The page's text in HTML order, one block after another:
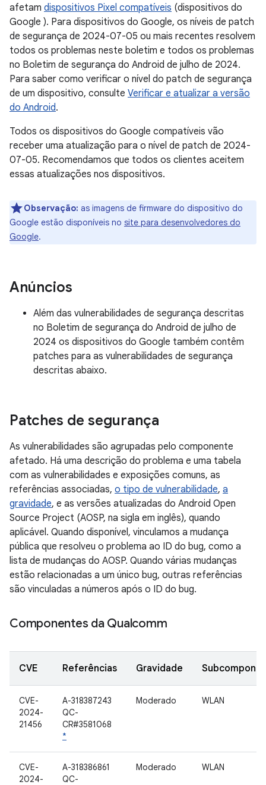
afetam dispositivos Pixel compatíveis (dispositivos do
Google ). Para dispositivos do Google, os níveis de patch
de segurança de 2024-07-05 ou mais recentes resolvem
todos os problemas neste boletim e todos os problemas
no Boletim de segurança do Android de julho de 2024.
Para saber como verificar o nível do patch de segurança
de um dispositivo, consulte Verificar e atualizar a versão
do Android.
Todos os dispositivos do Google compatíveis vão
receber uma atualização para o nível de patch de 2024-
07-05. Recomendamos que todos os clientes aceitem
essas atualizações nos dispositivos.
Observação: as imagens de firmware do dispositivo do
Google estão disponíveis no site para desenvolvedores do
Google.
Anúncios
Além das vulnerabilidades de segurança descritas
no Boletim de segurança do Android de julho de
2024 os dispositivos do Google também contêm
patches para as vulnerabilidades de segurança
descritas abaixo.
Patches de segurança
As vulnerabilidades são agrupadas pelo componente
afetado. Há uma descrição do problema e uma tabela
com as vulnerabilidades e exposições comuns, as
referências associadas, o tipo de vulnerabilidade, a
gravidade, e as versões atualizadas do Android Open
Source Project (AOSP, na sigla em inglês), quando
aplicável. Quando disponível, vinculamos a mudança
pública que resolveu o problema ao ID do bug, como a
lista de mudanças do AOSP. Quando várias mudanças
estão relacionadas a um único bug, outras referências
são vinculadas a números após o ID do bug.
Componentes da Qualcomm
CVE Referências Gravidade
CVE-
2024-
21456
A-318387243
QC-
CR#3581068
*
Moderado WLAN
CVE-
2024-
A-318386861
QC-
Moderado WLAN